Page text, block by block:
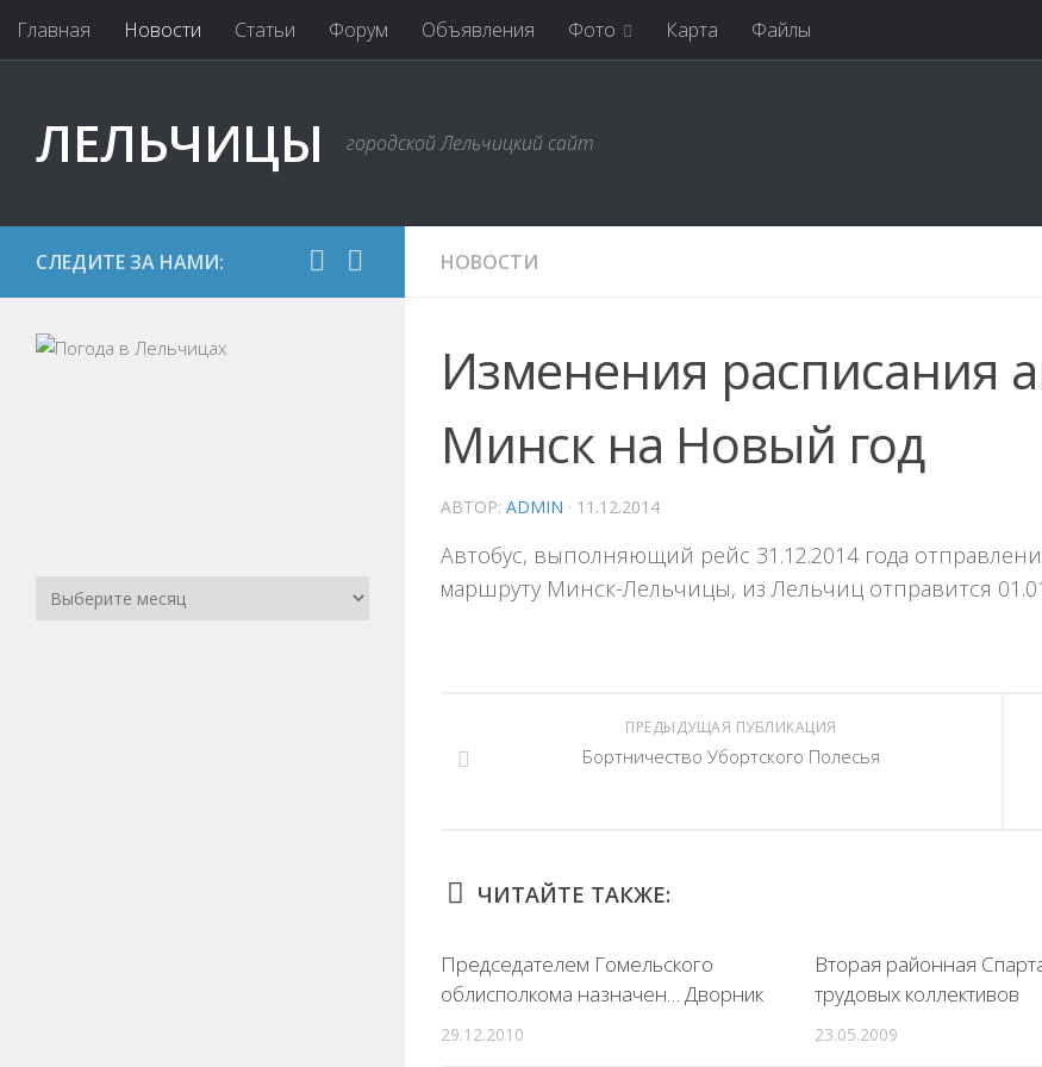
Главная Новости Статьи Форум Объявления Фото Карта Файлы
ЛЕЛЬЧИЦЫ городской Лельчицкий сайт
НОВОСТИ
Изменения расписания
Минск на Новый год
АВТОР: ADMIN · 11.12.2014
Автобус, выполняющий рейс 31.12.2014 года
маршруту Минск-Лельчицы, из Лельчиц отправится
ПРЕДЫДУЩАЯ ПУБЛИКАЦИЯ
Бортничество Убортского Полесья
ЧИТАЙТЕ ТАКЖЕ:
Председателем Гомельского
облисполкома назначен… Дворник
29.12.2010
Вторая районная
трудовых коллективов
23.05.2009
СЛЕДИТЕ ЗА НАМИ: